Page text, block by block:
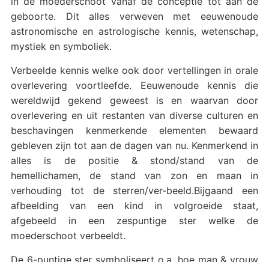
geboorte. Dit alles verweven met eeuwenoude
astronomische en astrologische kennis, wetenschap,
mystiek en symboliek.
Verbeelde kennis welke ook door vertellingen in orale
overlevering voortleefde. Eeuwenoude kennis die
wereldwijd gekend geweest is en waarvan door
overlevering en uit restanten van diverse culturen en
beschavingen kenmerkende elementen bewaard
gebleven zijn tot aan de dagen van nu. Kenmerkend in
alles is de positie & stond/stand van de
hemellichamen, de stand van zon en maan in
verhouding tot de sterren/ver-beeld.Bijgaand een
afbeelding van een kind in volgroeide staat,
afgebeeld in een zespuntige ster welke de
moederschoot verbeeldt.